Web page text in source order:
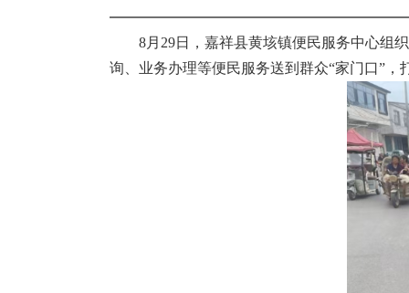
8月29日，嘉祥县黄垓镇便民服务中心组
询、业务办理等便民服务送到群众“家门口”，